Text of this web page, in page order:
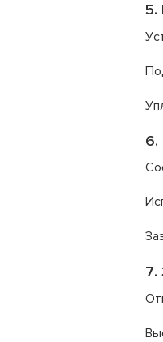
5.
6.
7.